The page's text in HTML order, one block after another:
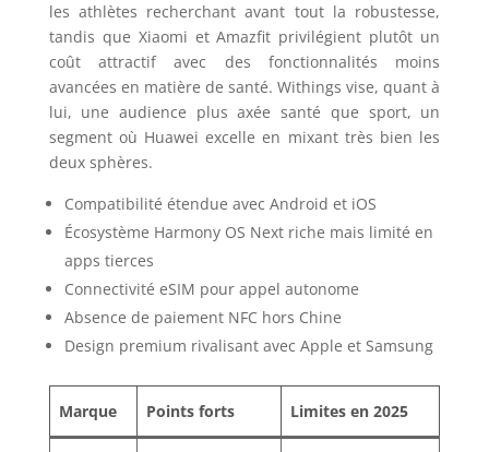
les athlètes recherchant avant tout la robustesse,
tandis que Xiaomi et Amazfit privilégient plutôt un
coût attractif avec des fonctionnalités moins
avancées en matière de santé. Withings vise, quant à
lui, une audience plus axée santé que sport, un
segment où Huawei excelle en mixant très bien les
deux sphères.
Compatibilité étendue avec Android et iOS
Écosystème Harmony OS Next riche mais limité en
apps tierces
Connectivité eSIM pour appel autonome
Absence de paiement NFC hors Chine
Design premium rivalisant avec Apple et Samsung
Marque Points forts Limites en 2025